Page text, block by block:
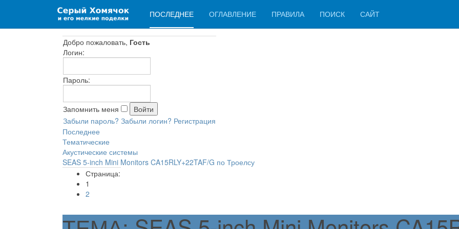
ПОСЛЕДНЕЕ ОГЛАВЛЕНИЕ ПРАВИЛА ПОИСК САЙТ
Добро пожаловать, Гость
Логин:
Пароль:
Запомнить меня
Забыли пароль? Забыли логин? Регистрация
Последнее
Тематические
Акустические системы
SEAS 5-inch Mini Monitors CA15RLY+22TAF/G по Троелсу
Страница:
1
2